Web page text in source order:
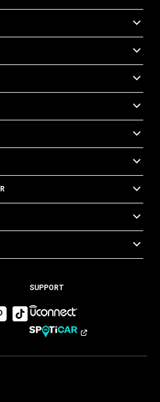
en en
Visitar
Chrysler en
Pinterest
Visita
Chrysler
Tik
SUPPORT